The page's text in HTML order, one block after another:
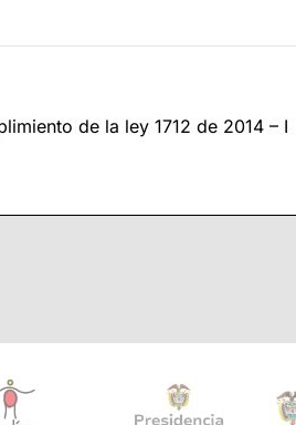
de la ley 1712 de 2014 – I